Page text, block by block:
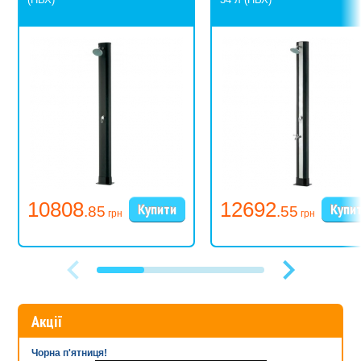
10808.85 грн 12692.55 грн
Акції
Чорна п'ятниця!